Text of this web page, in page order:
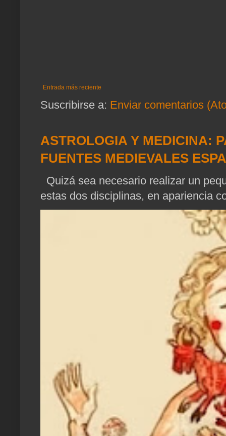
Entrada más reciente
Suscribirse a: Enviar comentarios
ASTROLOGIA Y MEDICINA:
FUENTES MEDIEVALES
Quizá sea necesario realizar un
estas dos disciplinas, en apariencia